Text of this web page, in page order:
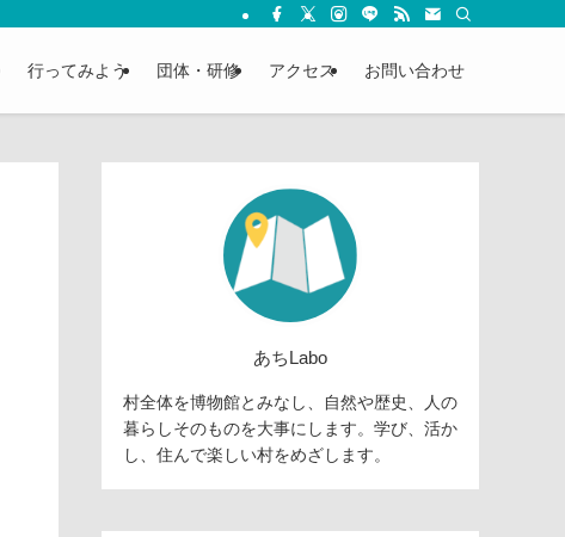
行ってみよう 団体・研修 アクセス お問い合わせ
あちLabo
村全体を博物館とみなし、自然や歴史、人の
暮らしそのものを大事にします。学び、活か
し、住んで楽しい村をめざします。